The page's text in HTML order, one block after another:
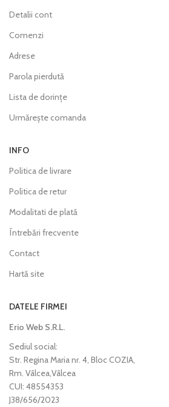
Detalii cont
Comenzi
Adrese
Parola pierdută
Lista de dorințe
Urmărește comanda
INFO
Politica de livrare
Politica de retur
Modalitati de plată
Întrebări frecvente
Contact
Hartă site
DATELE FIRMEI
Erio Web S.R.L.
Sediul social:
Str. Regina Maria nr. 4, Bloc COZIA,
Rm. Vâlcea,Vâlcea
CUI: 48554353
J38/656/2023